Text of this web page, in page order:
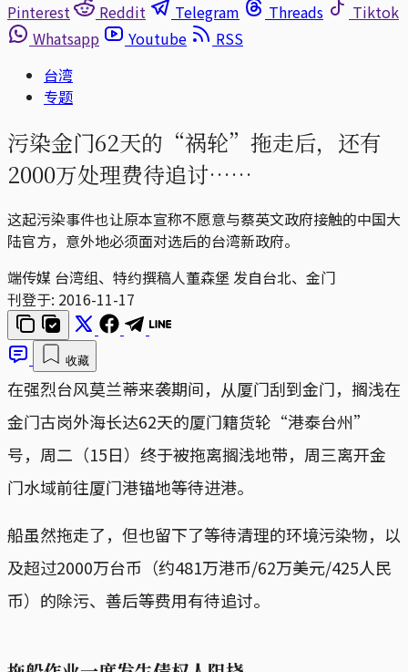
Pinterest
Reddit Telegram Threads
Tiktok
Whatsapp
Youtube
RSS
台湾
专题
污染金门62天的“祸轮”拖走后，还有
2000万处理费待追讨……
这起污染事件也让原本宣称不愿意与蔡英文政府接触的中国大
陆官方，意外地必须面对选后的台湾新政府。
端传媒 台湾组、特约撰稿人董森堡 发自台北、金门
刊登于: 2016-11-17
收藏
在强烈台风莫兰蒂来袭期间，从厦门刮到金门，搁浅在
金门古岗外海长达62天的厦门籍货轮“港泰台州”
号，周二（15日）终于被拖离搁浅地带，周三离开金
门水域前往厦门港锚地等待进港。
船虽然拖走了，但也留下了等待清理的环境污染物，以
及超过2000万台币（约481万港币/62万美元/425人民
币）的除污、善后等费用有待追讨。